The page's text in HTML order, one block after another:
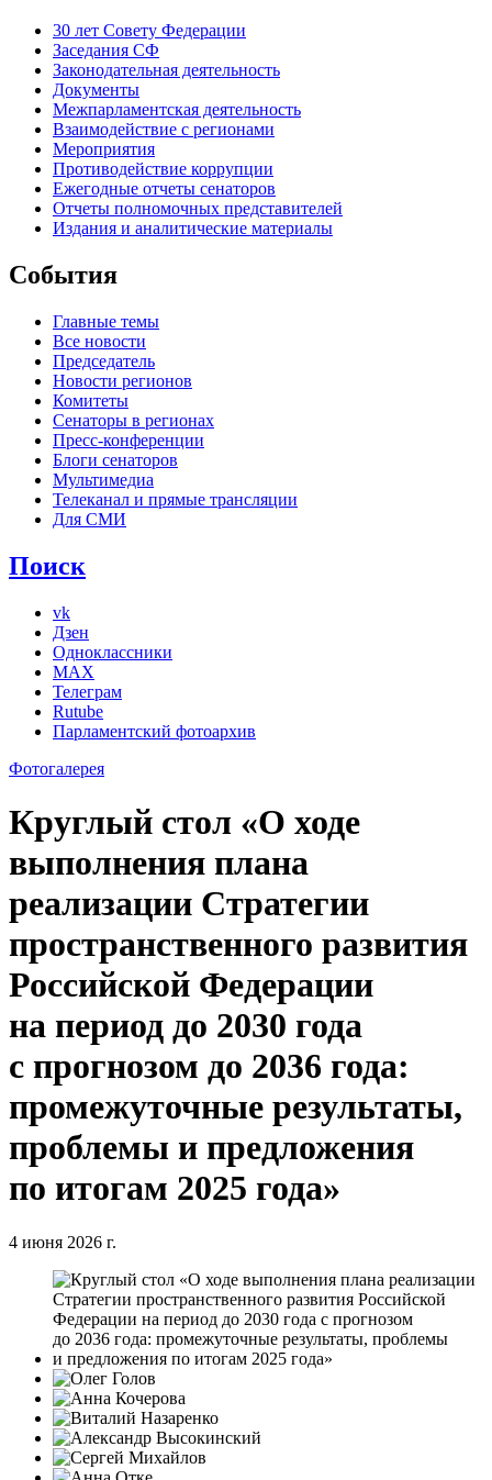
30 лет Совету Федерации
Заседания СФ
Законодательная деятельность
Документы
Межпарламентская деятельность
Взаимодействие с регионами
Мероприятия
Противодействие коррупции
Ежегодные отчеты сенаторов
Отчеты полномочных представителей
Издания и аналитические материалы
События
Главные темы
Все новости
Председатель
Новости регионов
Комитеты
Сенаторы в регионах
Пресс-конференции
Блоги сенаторов
Мультимедиа
Телеканал и прямые трансляции
Для СМИ
Поиск
vk
Дзен
Одноклассники
MAX
Телеграм
Rutube
Парламентский фотоархив
Фотогалерея
Круглый стол «О ходе
выполнения плана
реализации Стратегии
пространственного развития
Российской Федерации
на период до 2030 года
с прогнозом до 2036 года:
промежуточные результаты,
проблемы и предложения
по итогам 2025 года»
4 июня 2026 г.